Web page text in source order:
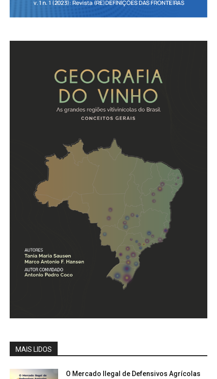
MAIS LIDOS
O Mercado Ilegal de Defensivos Agrícolas